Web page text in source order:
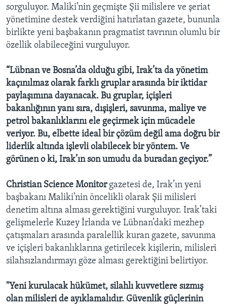
BİLİM VE TEKNOLOJİ
EKONOMİ
ÇEVRE
HAYATTAN
SANAT
MULTİMEDYA
VİDEO GALERİ
FOTO GALERİ
LEARNING ENGLISH
BIZI TAKIP EDIN
Diller
sorguluyor. Maliki’nin geçmişte Şii milislere ve şeriat
yönetimine destek verdiğini hatırlatan gazete, bununla
birlikte yeni başbakanın pragmatist tavrının olumlu bir
özellik olabileceğini vurguluyor.
“Lübnan ve Bosna’da olduğu gibi, Irak’ta da yönetim
kaçınılmaz olarak farklı gruplar arasında bir iktidar
paylaşımına dayanacak. Bu gruplar, içişleri
bakanlığının yanı sıra, dışişleri, savunma, maliye ve
petrol bakanlıklarını ele geçirmek için mücadele
veriyor. Bu, elbette ideal bir çözüm değil ama doğru bir
liderlik altında işlevli olabilecek bir yöntem. Ve
görünen o ki, Irak’ın son umudu da buradan geçiyor.”
Christian Science Monitorgazetesi de, Irak’ın yeni
başbakanı Maliki’nin öncelikli olarak Şii milisleri
denetim altına alması gerektiğini vurguluyor. Irak’taki
gelişmelerle Kuzey İrlanda ve Lübnan’daki mezhep
çatışmaları arasında paralellik kuran gazete, savunma
ve içişleri bakanlıklarına getirilecek kişilerin, milisleri
silahsızlandırmayı göze alması gerektiğini belirtiyor.
"Yeni kurulacak hükümet, silahlı kuvvetlere sızmış
olan milisleri de ayıklamalıdır. Güvenlik güçlerinin